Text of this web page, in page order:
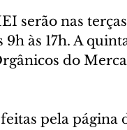
serão nas
às 17h. A
do
pela página